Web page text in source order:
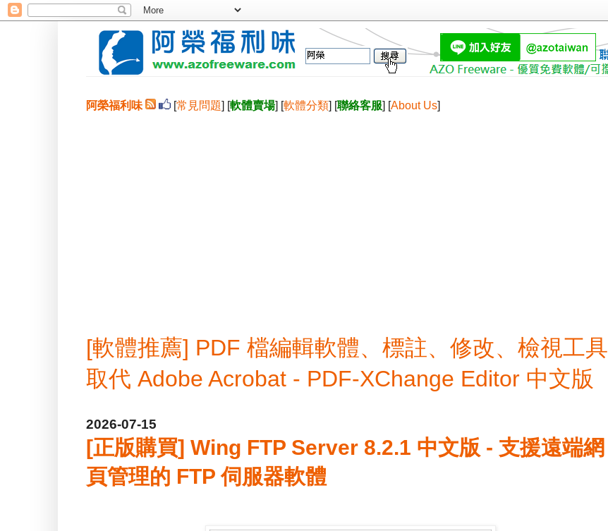
阿榮福利味 [常見問題] [軟體賣場] [軟體分類] [聯絡客服] [About Us]
[軟體推薦] PDF 檔編輯軟體、標註、修改、檢視工具
取代 Adobe Acrobat - PDF-XChange Editor 中文版
2026-07-15
[正版購買] Wing FTP Server 8.2.1 中文版 - 支援遠端網
頁管理的 FTP 伺服器軟體